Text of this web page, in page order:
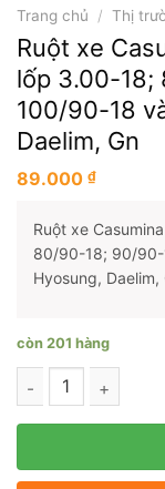
Trang chủ / Thị
Ruột xe
lốp 3.00-
100/90-18
Daelim, Gn
89.000 ₫
Ruột xe
80/90-18; 90/90-
Hyosung, Daelim,
còn 201 hàng